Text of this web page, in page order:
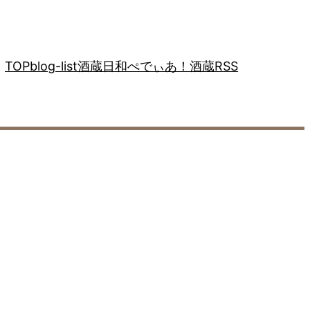
TOPblog-list酒蔵日和ぺでぃあ！ 酒蔵RSS